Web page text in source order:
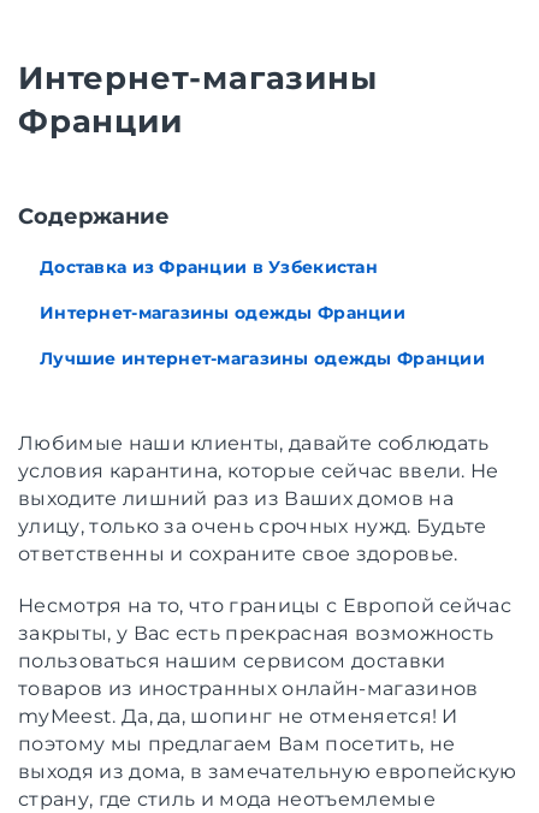
Интернет-магазины
Франции
Cодержание
Доставка из Франции в Узбекистан
Интернет-магазины одежды Франции
Лучшие интернет-магазины одежды Франции
Любимые наши клиенты, давайте соблюдать
условия карантина, которые сейчас ввели. Не
выходите лишний раз из Ваших домов на
улицу, только за очень срочных нужд. Будьте
ответственны и сохраните свое здоровье.
Несмотря на то, что границы с Европой сейчас
закрыты, у Вас есть прекрасная возможность
пользоваться нашим сервисом доставки
товаров из иностранных онлайн-магазинов
myMeest. Да, да, шопинг не отменяется! И
поэтому мы предлагаем Вам посетить, не
выходя из дома, в замечательную европейскую
страну, где стиль и мода неотъемлемые